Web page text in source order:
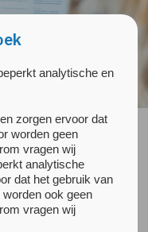
analytische en
zorgen ervoor dat
worden geen
vragen wij
analytische
dat het gebruik van
ook geen
vragen wij